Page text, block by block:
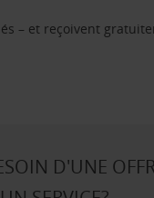
– et reçoivent
D'UNE